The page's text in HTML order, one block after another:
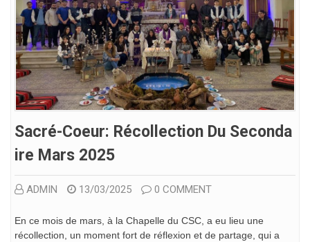
Sacré-Coeur: Récollection Du Seconda
Ire Mars 2025
ADMIN 13/03/2025 0 COMMENT
En ce mois de mars, à la Chapelle du CSC, a eu lieu une
récollection, un moment fort de réflexion et de partage, qui a